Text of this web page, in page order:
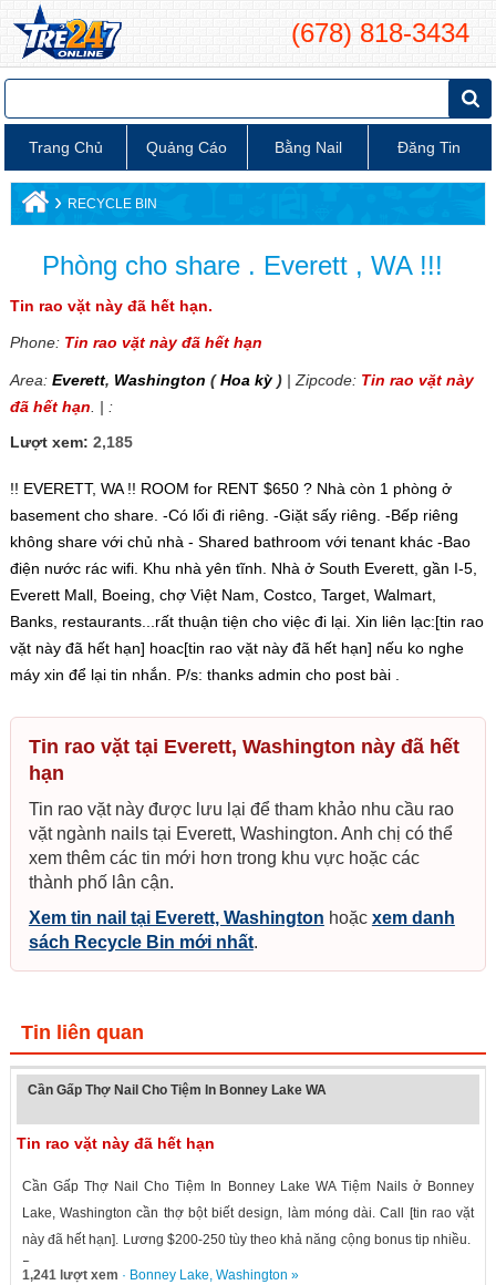
(678) 818-3434
Trang Chủ Quảng Cáo Bằng Nail Đăng Tin
› RECYCLE BIN
Phòng cho share . Everett , WA !!!
Tin rao vặt này đã hết hạn.
Phone: Tin rao vặt này đã hết hạn
Area: Everett, Washington (Hoa kỳ)| Zipcode: Tin rao vặt này
đã hết hạn . | :
Lượt xem: 2,185
!! EVERETT, WA !! ROOM for RENT $650 ? Nhà còn 1 phòng ở
basement cho share. -Có lối đi riêng. -Giặt sấy riêng. -Bếp riêng
không share với chủ nhà - Shared bathroom với tenant khác -Bao
điện nước rác wifi. Khu nhà yên tĩnh. Nhà ở South Everett, gần I-5,
Everett Mall, Boeing, chợ Việt Nam, Costco, Target, Walmart,
Banks, restaurants...rất thuận tiện cho việc đi lại. Xin liên lạc:[tin rao
vặt này đã hết hạn] hoac[tin rao vặt này đã hết hạn] nếu ko nghe
máy xin để lại tin nhắn. P/s: thanks admin cho post bài .
Tin rao vặt tại Everett, Washington này đã hết
hạn
Tin rao vặt này được lưu lại để tham khảo nhu cầu rao
vặt ngành nails tại Everett, Washington. Anh chị có thể
xem thêm các tin mới hơn trong khu vực hoặc các
thành phố lân cận.
Xem tin nail tại Everett, Washington hoặc xem danh
sách Recycle Bin mới nhất.
Tin liên quan
Cần Gấp Thợ Nail Cho Tiệm In Bonney Lake WA
Tin rao vặt này đã hết hạn
Cần Gấp Thợ Nail Cho Tiệm In Bonney Lake WA Tiệm Nails ở Bonney
Lake, Washington cần thợ bột biết design, làm móng dài. Call [tin rao vặt
này đã hết hạn]. Lương $200-250 tùy theo khả năng cộng bonus tip nhiều.
Bonney...
1,241 lượt xem · Bonney Lake, Washington »